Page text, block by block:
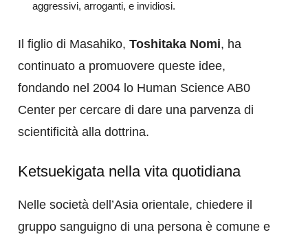
aggressivi, arroganti, e invidiosi.
Il figlio di Masahiko, Toshitaka Nomi, ha
continuato a promuovere queste idee,
fondando nel 2004 lo Human Science AB0
Center per cercare di dare una parvenza di
scientificità alla dottrina.
Ketsuekigata nella vita quotidiana
Nelle società dell’Asia orientale, chiedere il
gruppo sanguigno di una persona è comune e